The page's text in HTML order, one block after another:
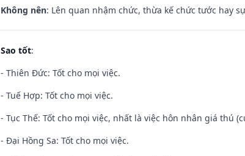
Không nên: Lên quan nhậm chức, thừa kế chức tước hay
Sao tốt:
- Thiên Đức: Tốt cho mọi việc.
- Tuế Hợp: Tốt cho mọi việc.
- Tục Thế: Tốt cho mọi việc, nhất là việc hôn nhân giá thú
- Đại Hồng Sa: Tốt cho mọi việc.